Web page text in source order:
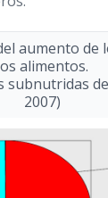
aumento de
alimentos.
subnutridas
2007)